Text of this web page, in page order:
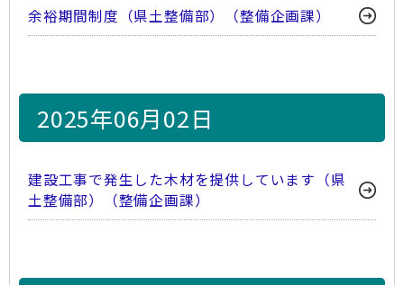
余裕期間制度（県土整備部）（整備企画課）
2025年06月02日
建設工事で発生した木材を提供しています（県
土整備部）（整備企画課）